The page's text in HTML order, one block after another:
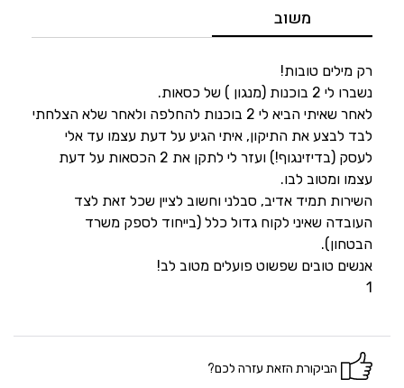
זמנים5
משוב
רק מילים טובות!
נשברו לי 2 בוכנות (מנגון ) של כסאות.
לאחר שאיתי הביא לי 2 בוכנות להחלפה ולאחר שלא הצלחתי
לבד לבצע את התיקון, איתי הגיע על דעת עצמו עד אלי
לעסק (בדיזינגוף!) ועזר לי לתקן את 2 הכסאות על דעת
עצמו ומטוב לבו.
השירות תמיד אדיב, סבלני וחשוב לציין שכל זאת לצד
העובדה שאיני לקוח גדול כלל (בייחוד לספק משרד
הבטחון).
אנשים טובים שפשוט פועלים מטוב לב!
1
הביקורת הזאת עזרה לכם?